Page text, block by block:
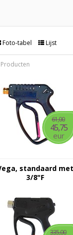
Foto-tabel Lijst
61,00
45,75
eur
standaard met
3/8"F
335,00